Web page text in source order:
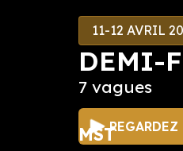
MST
11-12 AVRIL
DEMI-
7 vagues